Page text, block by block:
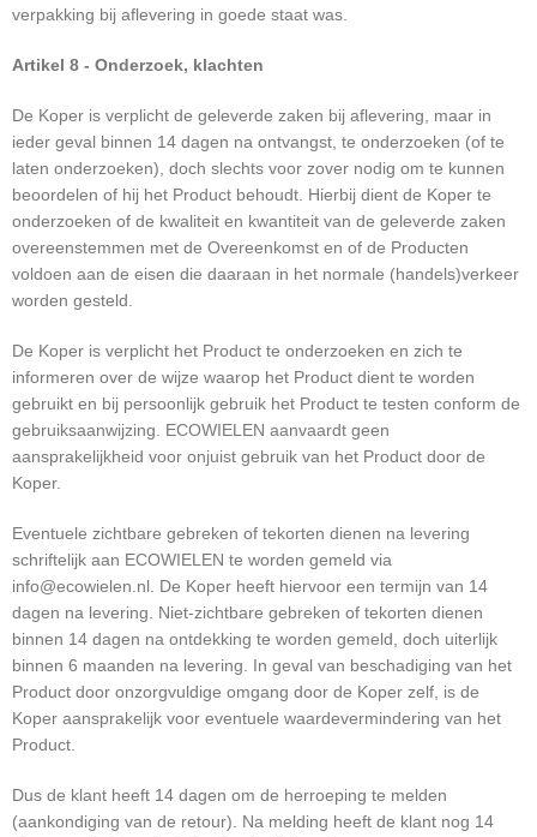
verpakking bij aflevering in goede staat was.
Artikel 8 - Onderzoek, klachten
De Koper is verplicht de geleverde zaken bij aflevering, maar in
ieder geval binnen 14 dagen na ontvangst, te onderzoeken (of te
laten onderzoeken), doch slechts voor zover nodig om te kunnen
beoordelen of hij het Product behoudt. Hierbij dient de Koper te
onderzoeken of de kwaliteit en kwantiteit van de geleverde zaken
overeenstemmen met de Overeenkomst en of de Producten
voldoen aan de eisen die daaraan in het normale (handels)verkeer
worden gesteld.
De Koper is verplicht het Product te onderzoeken en zich te
informeren over de wijze waarop het Product dient te worden
gebruikt en bij persoonlijk gebruik het Product te testen conform de
gebruiksaanwijzing. ECOWIELEN aanvaardt geen
aansprakelijkheid voor onjuist gebruik van het Product door de
Koper.
Eventuele zichtbare gebreken of tekorten dienen na levering
schriftelijk aan ECOWIELEN te worden gemeld via
info@ecowielen.nl. De Koper heeft hiervoor een termijn van 14
dagen na levering. Niet-zichtbare gebreken of tekorten dienen
binnen 14 dagen na ontdekking te worden gemeld, doch uiterlijk
binnen 6 maanden na levering. In geval van beschadiging van het
Product door onzorgvuldige omgang door de Koper zelf, is de
Koper aansprakelijk voor eventuele waardevermindering van het
Product.
Dus de klant heeft 14 dagen om de herroeping te melden
(aankondiging van de retour). Na melding heeft de klant nog 14